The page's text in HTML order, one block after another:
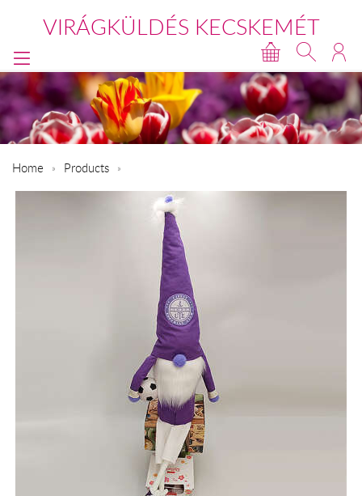
VIRÁGKÜLDÉS KECSKEMÉT
Home Products